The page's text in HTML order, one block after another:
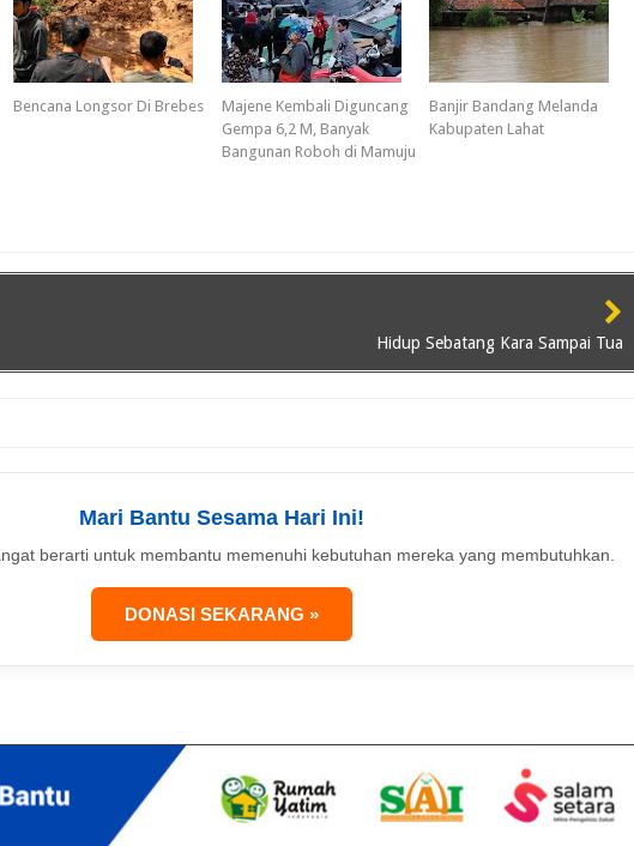
Bencana Longsor Di Brebes
Majene Kembali Diguncang
Gempa 6,2 M, Banyak
Bangunan Roboh di Mamuju
Banjir Bandang Melanda
Kabupaten Lahat
Hidup Sebatang Kara Sampai Tua
Mari Bantu Sesama Hari Ini!
berarti untuk membantu memenuhi kebutuhan mereka yang membutuhkan.
DONASI SEKARANG »